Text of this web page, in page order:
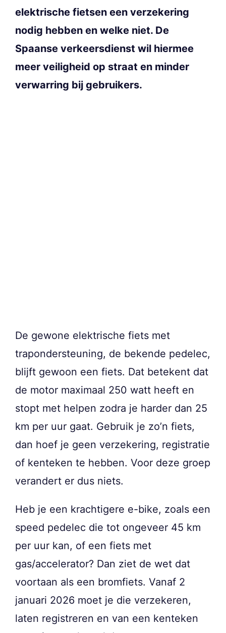
elektrische fietsen een verzekering
nodig hebben en welke niet. De
Spaanse verkeersdienst wil hiermee
meer veiligheid op straat en minder
verwarring bij gebruikers.
De gewone elektrische fiets met
trapondersteuning, de bekende pedelec,
blijft gewoon een fiets. Dat betekent dat
de motor maximaal 250 watt heeft en
stopt met helpen zodra je harder dan 25
km per uur gaat. Gebruik je zo’n fiets,
dan hoef je geen verzekering, registratie
of kenteken te hebben. Voor deze groep
verandert er dus niets.
Heb je een krachtigere e-bike, zoals een
speed pedelec die tot ongeveer 45 km
per uur kan, of een fiets met
gas/accelerator? Dan ziet de wet dat
voortaan als een bromfiets. Vanaf 2
januari 2026 moet je die verzekeren,
laten registreren en van een kenteken